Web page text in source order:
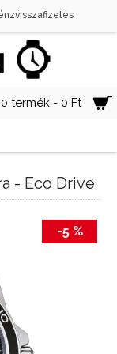
0 termék - 0 Ft
- Eco Drive
-5 %